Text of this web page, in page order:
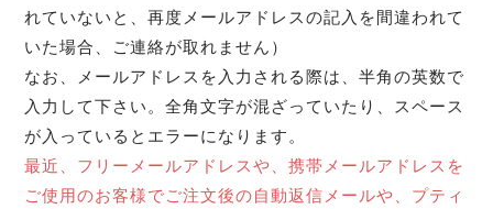
れていないと、再度メールアドレスの記入を間違われて
いた場合、ご連絡が取れません）
なお、メールアドレスを入力される際は、半角の英数で
入力して下さい。全角文字が混ざっていたり、スペース
が入っているとエラーになります。
最近、フリーメールアドレスや、携帯メールアドレスを
ご使用のお客様でご注文後の自動返信メールや、プティ